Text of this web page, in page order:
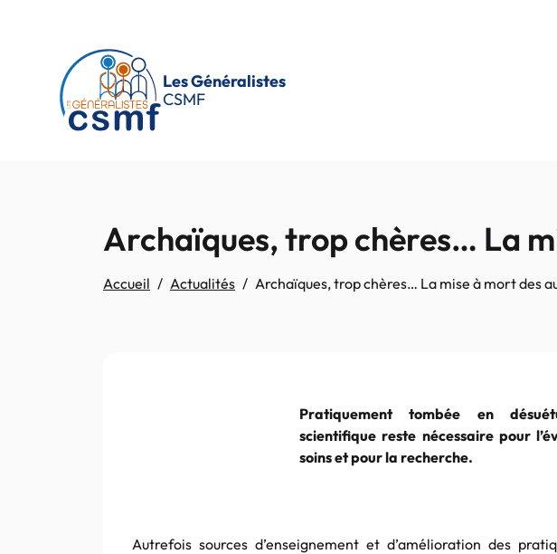
Les Généralistes
CSMF
Archaïques, trop chères… La
Accueil Actualités Archaïques, trop chères… La mise à mort des
Pratiquement tombée en
scientifique reste nécessaire pour
soins et pour la recherche.
Autrefois sources d’enseignement et d’amélioration des